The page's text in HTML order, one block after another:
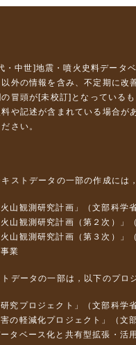
・中世]地震・噴火史料データ
外の情報を含み、不定期に改
冒頭が[未校訂]となっている
や記述が含まれている場合が
さい。
ストデータの一部の作成には
山観測研究計画」（文部科学
山観測研究計画（第２次）」
山観測研究計画（第３次）」
業
データの一部は，以下のプロ
究プロジェクト」（文部科
の軽減化プロジェクト」（
ータベース化と共有型拡張・